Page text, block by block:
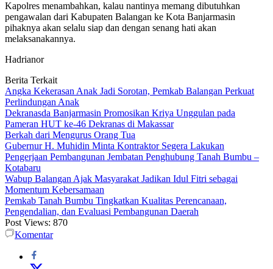
Kapolres menambahkan, kalau nantinya memang dibutuhkan
pengawalan dari Kabupaten Balangan ke Kota Banjarmasin
pihaknya akan selalu siap dan dengan senang hati akan
melaksanakannya.
Hadrianor
Berita Terkait
Angka Kekerasan Anak Jadi Sorotan, Pemkab Balangan Perkuat
Perlindungan Anak
Dekranasda Banjarmasin Promosikan Kriya Unggulan pada
Pameran HUT ke-46 Dekranas di Makassar
Berkah dari Mengurus Orang Tua
Gubernur H. Muhidin Minta Kontraktor Segera Lakukan
Pengerjaan Pembangunan Jembatan Penghubung Tanah Bumbu –
Kotabaru
Wabup Balangan Ajak Masyarakat Jadikan Idul Fitri sebagai
Momentum Kebersamaan
Pemkab Tanah Bumbu Tingkatkan Kualitas Perencanaan,
Pengendalian, dan Evaluasi Pembangunan Daerah
Post Views: 870
Komentar